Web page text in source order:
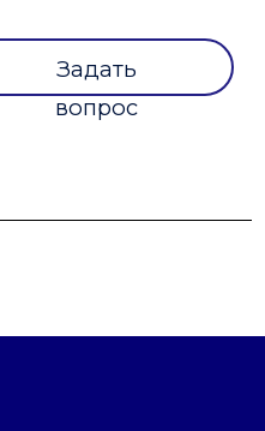
Задать
вопрос